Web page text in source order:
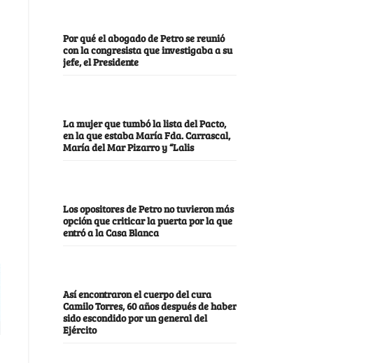
Por qué el abogado de Petro se reunió
con la congresista que investigaba a su
jefe, el Presidente
La mujer que tumbó la lista del Pacto,
en la que estaba María Fda. Carrascal,
María del Mar Pizarro y “Lalis
Los opositores de Petro no tuvieron más
opción que criticar la puerta por la que
entró a la Casa Blanca
Así encontraron el cuerpo del cura
Camilo Torres, 60 años después de haber
sido escondido por un general del
Ejército